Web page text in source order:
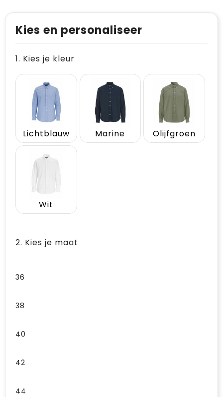
Kies en personaliseer
1. Kies je kleur
Lichtblauw Marine Olijfgroen
Wit
2. Kies je maat
36
38
40
42
44